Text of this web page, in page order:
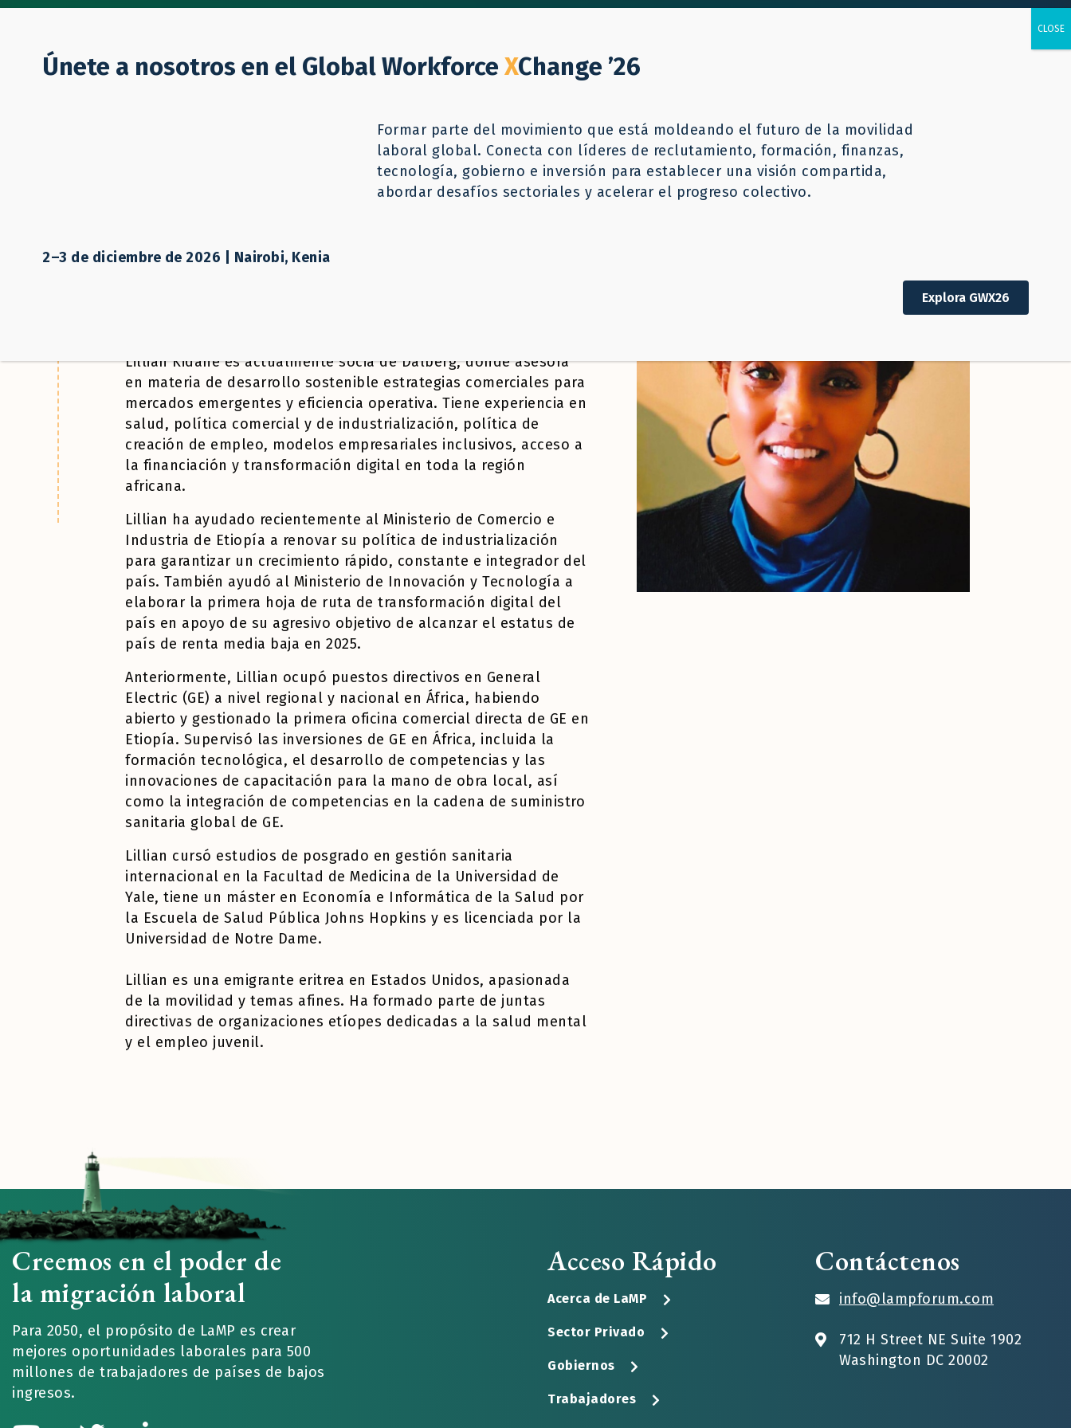
CONTÁCTENOS
Socia, Dalberg Advisors
Lillian Kidanees actualmente socia de Dalberg, donde asesora
en materia de desarrollo sostenible estrategias comerciales para
mercados emergentes y eficiencia operativa. Tiene experiencia en
salud, política comercial y de industrialización, política de
creación de empleo, modelos empresariales inclusivos, acceso a
la financiación y transformación digital en toda la región
africana.
Lillian ha ayudado recientemente al Ministerio de Comercio e
Industria de Etiopía a renovar su política de industrialización
para garantizar un crecimiento rápido, constante e integrador del
país. También ayudó al Ministerio de Innovación y Tecnología a
elaborar la primera hoja de ruta de transformación digital del
país en apoyo de su agresivo objetivo de alcanzar el estatus de
país de renta media baja en 2025.
Anteriormente, Lillian ocupó puestos directivos en General
Electric (GE) a nivel regional y nacional en África, habiendo
abierto y gestionado la primera oficina comercial directa de GE en
Etiopía. Supervisó las inversiones de GE en África, incluida la
formación tecnológica, el desarrollo de competencias y las
innovaciones de capacitación para la mano de obra local, así
como la integración de competencias en la cadena de suministro
sanitaria global de GE.
Lillian cursó estudios de posgrado en gestión sanitaria
internacional en la Facultad de Medicina de la Universidad de
Yale, tiene un máster en Economía e Informática de la Salud por
la Escuela de Salud Pública Johns Hopkins y es licenciada por la
Universidad de Notre Dame.
Lillian es una emigrante eritrea en Estados Unidos, apasionada
de la movilidad y temas afines. Ha formado parte de juntas
directivas de organizaciones etíopes dedicadas a la salud mental
y el empleo juvenil.
Creemos en el poder de
la migración laboral
Para 2050, el propósito de LaMP es crear
mejores oportunidades laborales para 500
millones de trabajadores de países de bajos
ingresos.
Acceso Rápido
Acerca de LaMP
Sector Privado
Gobiernos
Trabajadores
Contáctenos
info@lampforum.com
712 H Street NE Suite 1902
Washington DC 20002
Únete a nosotros en el Global Workforce XChange ’26
Formar parte del movimiento que está moldeando el futuro de la movilidad
laboral global. Conecta con líderes de reclutamiento, formación, finanzas,
tecnología, gobierno e inversión para establecer una visión compartida,
abordar desafíos sectoriales y acelerar el progreso colectivo.
2–3 de diciembre de 2026 | Nairobi, Kenia
Explora GWX26